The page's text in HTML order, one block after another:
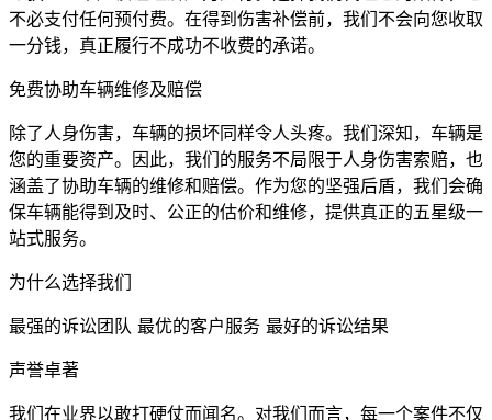
不必支付任何预付费。在得到伤害补偿前，我们不会向您收取
一分钱，真正履行不成功不收费的承诺。
免费协助车辆维修及赔偿
除了人身伤害，车辆的损坏同样令人头疼。我们深知，车辆是
您的重要资产。因此，我们的服务不局限于人身伤害索赔，也
涵盖了协助车辆的维修和赔偿。作为您的坚强后盾，我们会确
保车辆能得到及时、公正的估价和维修，提供真正的五星级一
站式服务。
为什么选择我们
最强的诉讼团队 最优的客户服务 最好的诉讼结果
声誉卓著
我们在业界以敢打硬仗而闻名。对我们而言，每一个案件不仅